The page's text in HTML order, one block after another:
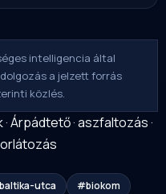
intelligencia által
a jelzett forrás
közlés.
·Árpádtető·aszfaltozás·
utca
#biokom